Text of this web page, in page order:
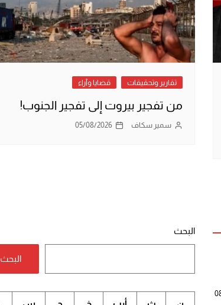
تقارير وتحقيقات قضايا وآراء
من تفجير بيروت إلى تفجير الجنوب!
سمير سكاف 05/08/2026
البحث
البحث